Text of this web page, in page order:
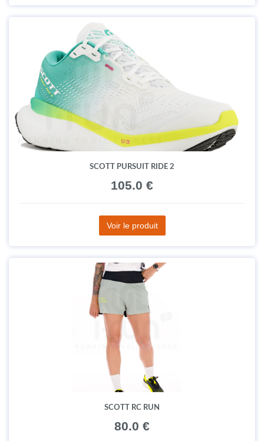
SCOTT PURSUIT RIDE 2
105.0 €
Voir le produit
SCOTT RC RUN
80.0 €